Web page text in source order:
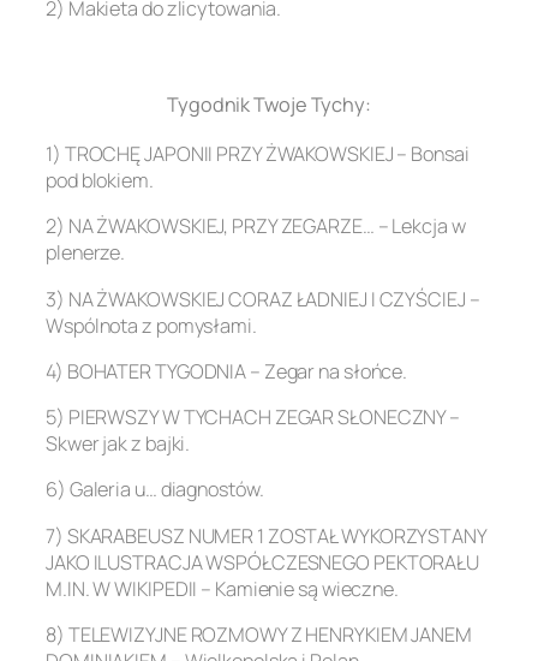
2) Makieta do zlicytowania.
Tygodnik Twoje Tychy:
1) TROCHĘ JAPONII PRZY ŻWAKOWSKIEJ – Bonsai
pod blokiem.
2) NA ŻWAKOWSKIEJ, PRZY ZEGARZE… – Lekcja w
plenerze.
3) NA ŻWAKOWSKIEJ CORAZ ŁADNIEJ I CZYŚCIEJ –
Wspólnota z pomysłami.
4) BOHATER TYGODNIA – Zegar na słońce.
5) PIERWSZY W TYCHACH ZEGAR SŁONECZNY –
Skwer jak z bajki.
6) Galeria u… diagnostów.
7) SKARABEUSZ NUMER 1 ZOSTAŁ WYKORZYSTANY
JAKO ILUSTRACJA WSPÓŁCZESNEGO PEKTORAŁU
M.IN. W WIKIPEDII – Kamienie są wieczne.
8) TELEWIZYJNE ROZMOWY Z HENRYKIEM JANEM